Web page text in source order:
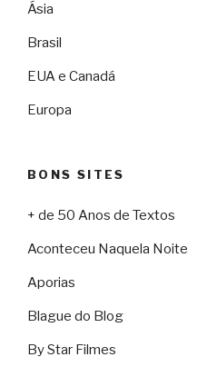
Ásia
Brasil
EUA e Canadá
Europa
BONS SITES
+ de 50 Anos de Textos
Aconteceu Naquela Noite
Aporias
Blague do Blog
By Star Filmes